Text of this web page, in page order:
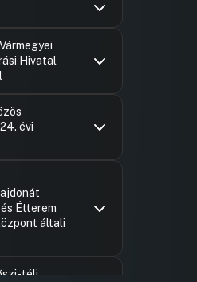
Hivatal
évi
Étterem
általi
téli